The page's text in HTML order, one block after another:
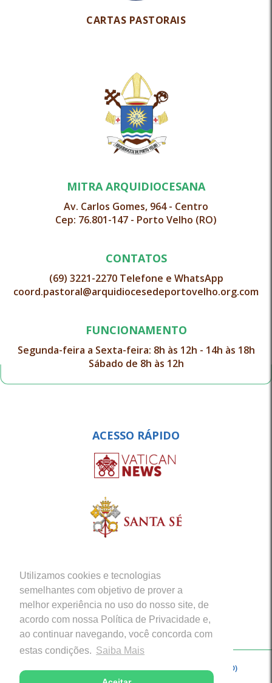
Utilizamos cookies e tecnologias
semelhantes com objetivo de prover a
melhor experiência no uso do nosso site, de
acordo com nossa Política de Privacidade e,
ao continuar navegando, você concorda com
estas condições. Saiba Mais
CARTAS PASTORAIS
MITRA ARQUIDIOCESANA
Av. Carlos Gomes, 964 - Centro
Cep: 76.801-147 - Porto Velho (RO)
CONTATOS
(69) 3221-2270 Telefone e WhatsApp
coord.pastoral@arquidiocesedeportovelho.org.com
FUNCIONAMENTO
Segunda-feira a Sexta-feira: 8h às 12h - 14h às 18h
Sábado de 8h às 12h
ACESSO RÁPIDO
Copyright © 2026 - Arquidiocese de Porto Velho (RO)